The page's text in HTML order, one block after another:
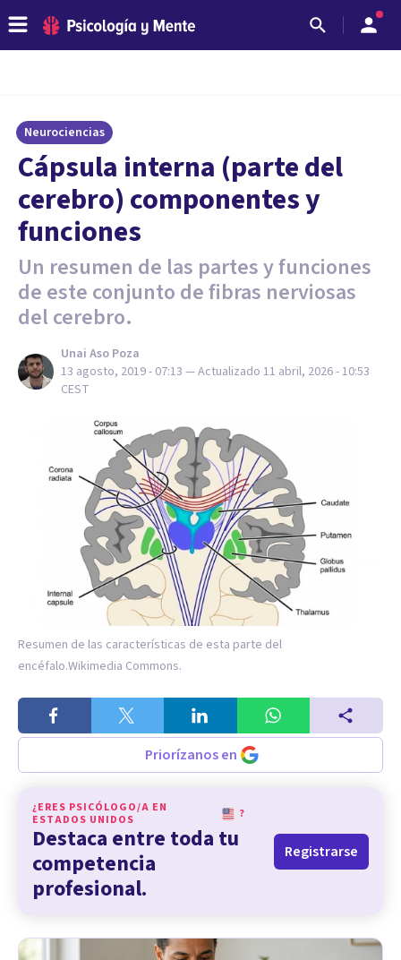
Neurociencias
Cápsula interna (parte del
cerebro) componentes y
funciones
Un resumen de las partes y funciones
de este conjunto de fibras nerviosas
del cerebro.
Unai Aso Poza
13 agosto, 2019 - 07:13 — Actualizado 11 abril, 2026 - 10:53
CEST
Resumen de las características de esta parte del
encéfalo.Wikimedia Commons.
Priorízanos en
¿ERES PSICÓLOGO/A EN
ESTADOS UNIDOS
?
Destaca entre toda tu
competencia
profesional.
Registrarse